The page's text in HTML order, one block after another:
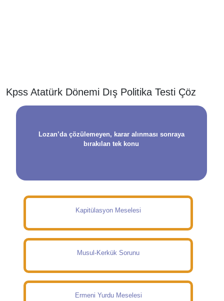
Kpss Atatürk Dönemi Dış Politika Testi Çöz
Lozan’da çözülemeyen, karar alınması sonraya
bırakılan tek konu
Kapitülasyon Meselesi
Musul-Kerkük Sorunu
Ermeni Yurdu Meselesi